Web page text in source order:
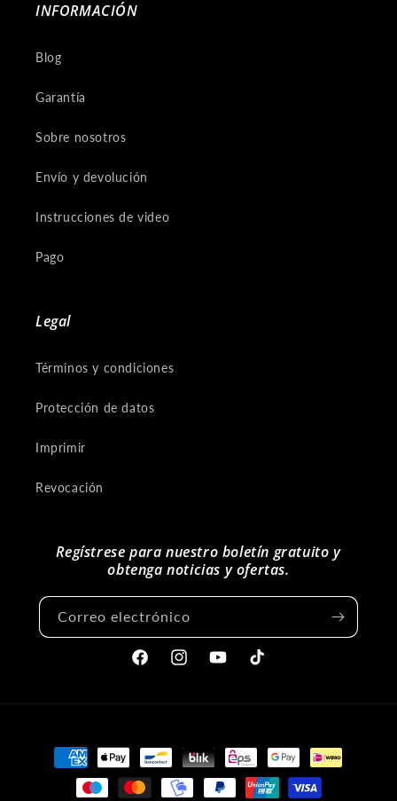
INFORMACIÓN
Blog
Garantía
Sobre nosotros
Envío y devolución
Instrucciones de video
Pago
Legal
Términos y condiciones
Protección de datos
Imprimir
Revocación
Regístrese para nuestro boletín gratuito y
obtenga noticias y ofertas.
Correo electrónico
FacebookInstagramYouTubeTiktok
Métodos